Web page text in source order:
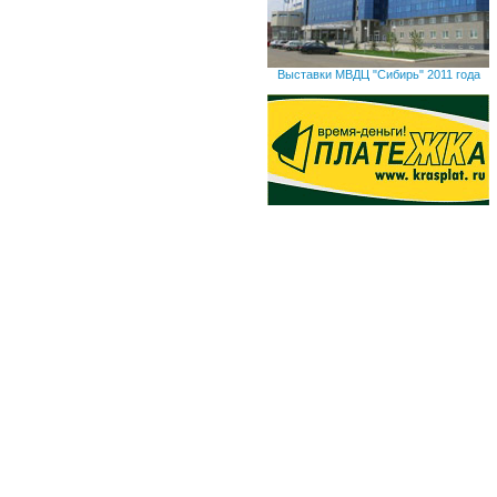
Выставки МВДЦ "Сибирь" 2011 года